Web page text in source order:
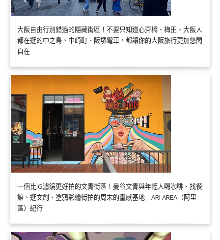
大阪自由行別錯過的隱藏街區！不要只知道心齋橋、梅田，大阪人
都在逛的中之島、中崎町、阪堺電車，都讓你的大阪旅行更加悠閒
自在
一個比IG濾鏡更好拍的文青街區！曼谷文青與年輕人喝咖啡、找餐
館、逛文創、塗鴉彩繪街拍的周末的靈感基地｜ARI AREA（阿里
區）紀行